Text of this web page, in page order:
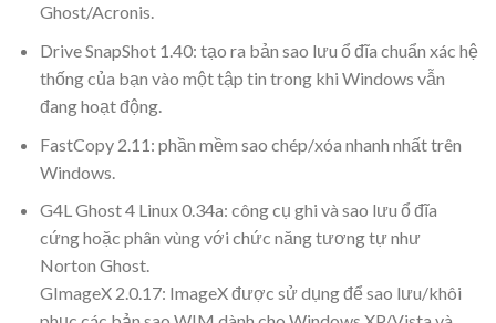
Ghost/Acronis.
Drive SnapShot 1.40: tạo ra bản sao lưu ổ đĩa chuẩn xác hệ
thống của bạn vào một tập tin trong khi Windows vẫn
đang hoạt động.
FastCopy 2.11: phần mềm sao chép/xóa nhanh nhất trên
Windows.
G4L Ghost 4 Linux 0.34a: công cụ ghi và sao lưu ổ đĩa
cứng hoặc phân vùng với chức năng tương tự như
Norton Ghost.
GImageX 2.0.17: ImageX được sử dụng để sao lưu/khôi